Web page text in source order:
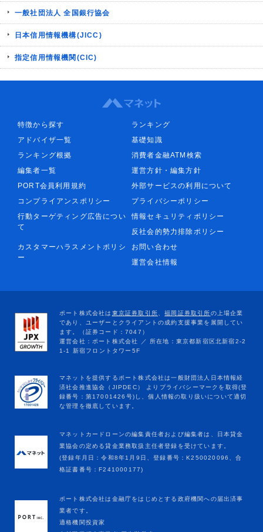
一般社団法人 全国銀行協会
日本信用情報機構(JICC)
指定信用情報機関(CIC)
特徴から探す
ランキング
アドバイザ一覧
基礎知識
ランキング根拠
消費者金融ATM検索
編集者一覧
運営方針・編集方針
PORT会員利用規約
外部サービスの利用について
コンプライアンスポリシー
プライバシーポリシー
行動ターゲティング広告につい
て
情報セキュリティポリシー
反社会的勢力排除ポリシー
カスタマーハラスメントポリシ
ー
お問い合わせ
運営会社情報
マネットカードローンの編集責任者および編集者は、日本貸金
業協会の定める貸金業務取扱主任者登録を受けています。
(登録年月日：令和8年1月9日、登録番号：K250020096、合
格証書番号：F241000177)
ポート株式会社は金融庁をはじめとする政府機関への届出済事
業者です。
適格機関投資家